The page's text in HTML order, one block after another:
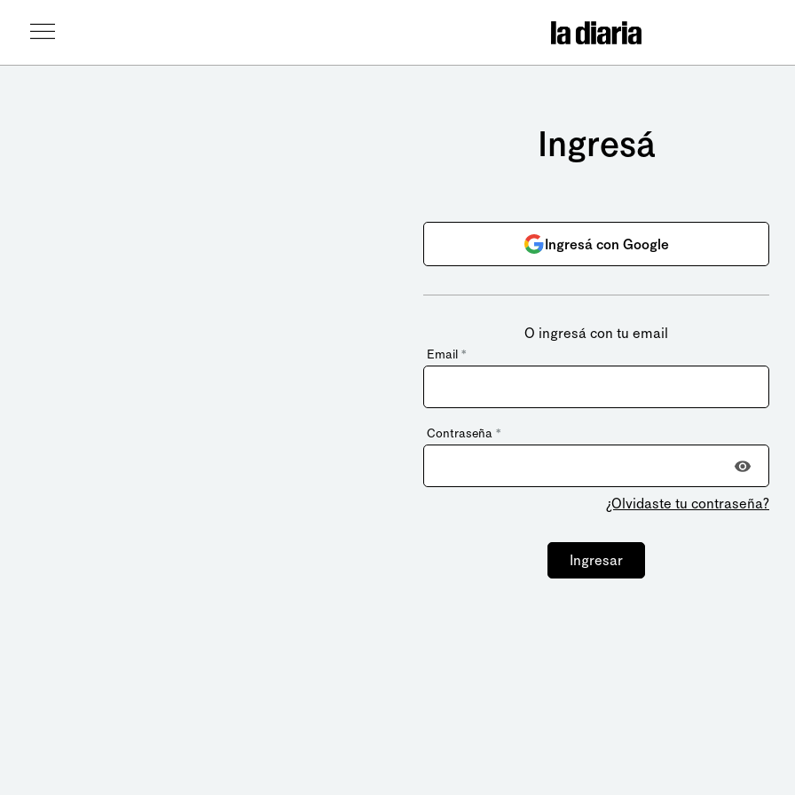
Ingresá
Ingresá con Google
O ingresá con tu email
Email *
Contraseña *
¿Olvidaste tu contraseña?
Ingresar